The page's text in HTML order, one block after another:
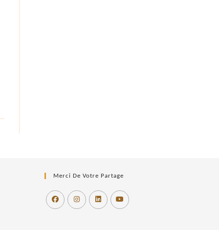
Merci De Votre Partage